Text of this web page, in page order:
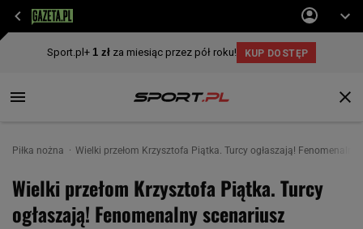
Piłka nożna Wielki przełom Krzysztofa Piątka. Turcy ogłaszają! Fenomenalny
Wielki przełom Krzysztofa Piątka. Turcy
ogłaszają! Fenomenalny scenariusz